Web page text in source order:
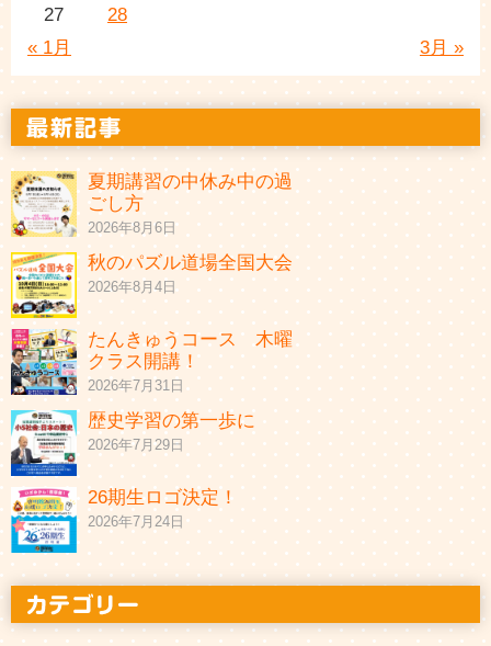
« 1月 3月 »
27
28
夏期講習の中休み中の過
ごし方
2026年8月6日
秋のパズル道場全国大会
2026年8月4日
たんきゅうコース 木曜
クラス開講！
2026年7月31日
歴史学習の第一歩に
2026年7月29日
26期生ロゴ決定！
2026年7月24日